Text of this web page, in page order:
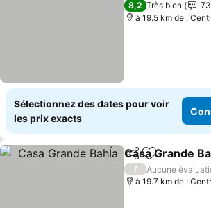
8,2 Très bien
à 19.5 km de :
Sélectionnez des dates pour voir
les prix exacts
PartagerAjouter à
Casa Grande
/
Aucune
à 19.7 km de :